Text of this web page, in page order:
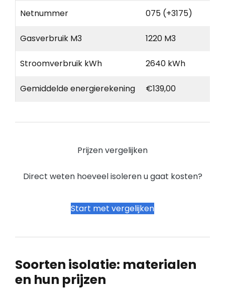
Netnummer 075 (+3175)
Gasverbruik M3 1220 M3
Stroomverbruik kWh 2640 kWh
Gemiddelde energierekening €139,00
Prijzen vergelijken
Direct weten hoeveel isoleren u gaat kosten?
Start met vergelijken
Soorten isolatie: materialen
en hun prijzen